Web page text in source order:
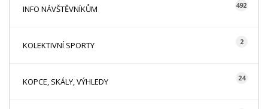
INFO NÁVŠTĚVNÍKŮM 492
KOLEKTIVNÍ SPORTY 2
KOPCE, SKÁLY, VÝHLEDY 24